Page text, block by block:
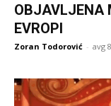
OBJAVLJENA
EVROPI
Zoran Todorović - avg